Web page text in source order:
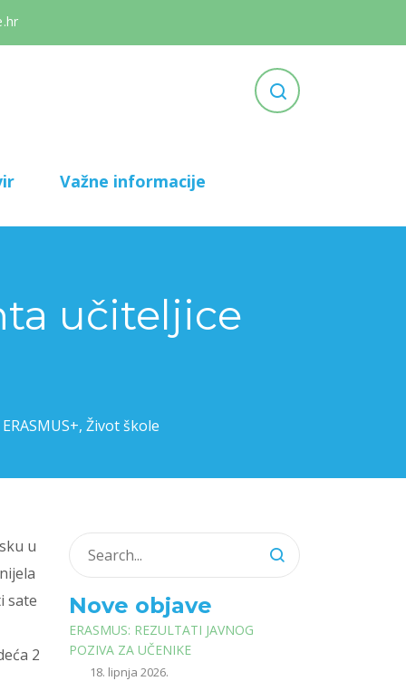
Važne informacije
učiteljice
ERASMUS+, Život škole
u
sate
2
Nove objave
ERASMUS: REZULTATI JAVNOG
POZIVA ZA UČENIKE
18. lipnja 2026.